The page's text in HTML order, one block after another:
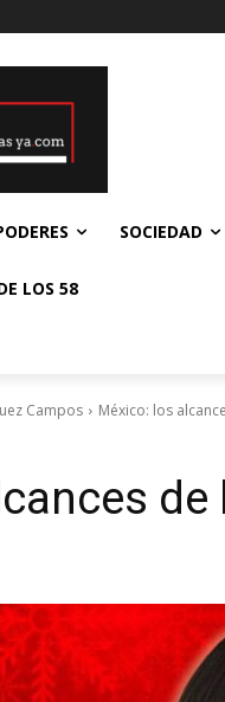
SOCIEDAD
LOS 58
Campos México: los